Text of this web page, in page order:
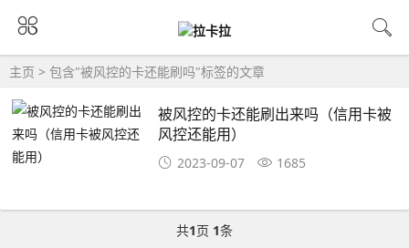
主页 > 包含"被风控的卡还能刷吗"标签的文章
被风控的卡还能刷出来吗（信用卡被
风控还能用）
2023-09-07 1685
共1页 1条